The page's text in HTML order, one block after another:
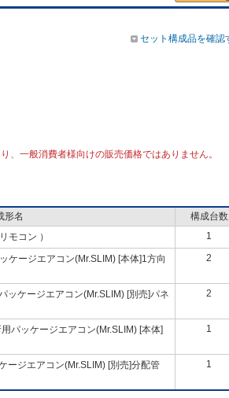
セット構成品を確認
一般消費者様向けの販売価格ではありません。
形名
構成台数
モコン ） 1
ケージエアコン(Mr.SLIM) [本体]1方向
2
ッケージエアコン(Mr.SLIM) [別売]パネ
2
用パッケージエアコン(Mr.SLIM) [本体]
1
ージエアコン(Mr.SLIM) [別売]分配管
1